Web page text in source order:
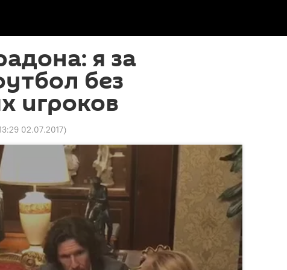
я за
без
игроков
02.07.2017)